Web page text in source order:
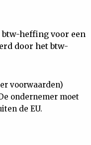
btw-heffing voor een
door het btw-
voorwaarden)
ondernemer moet
de EU.